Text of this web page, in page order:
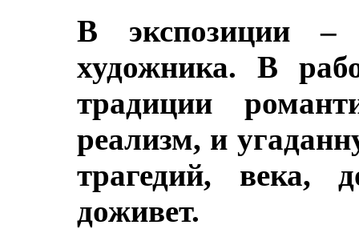
В экспозиции –
художника. В
традиции
реализм, и
трагедий, века,
доживет.